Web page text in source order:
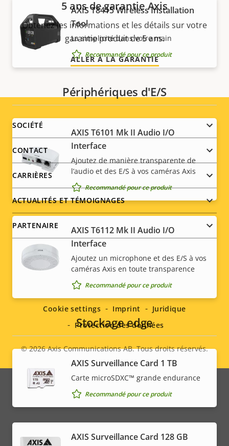
AXIS T8415 Wireless Installation
Tool
La simplicité dans votre main
Recommandé pour ce produit
Périphériques d'E/S
AXIS T6101 Mk II Audio I/O
Interface
Ajoutez de manière transparente de
l’audio et des E/S à vos caméras Axis
Recommandé pour ce produit
AXIS T6112 Mk II Audio I/O
Interface
Ajoutez un microphone et des E/S à vos
caméras Axis en toute transparence
Recommandé pour ce produit
Stockage edge
AXIS Surveillance Card 1 TB
Carte microSDXC™ grande endurance
Recommandé pour ce produit
AXIS Surveillance Card 128 GB
5 ans de garantie Axis
Obtenez les informations et les détails sur votre
garantie produit de 5 ans.
ALLER À LA GARANTIE
Footer
menu
SOCIÉTÉ
CONTACT
CARRIÈRES
ACTUALITÉS ET TÉMOIGNAGES
PARTENAIRE
Social
menu
Legal
menu
© 2026Axis Communications AB. Tous droits réservés.
Cookie settings Imprint
Juridique
Protection des données